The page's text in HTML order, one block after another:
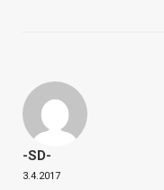
-SD-
3.4.2017